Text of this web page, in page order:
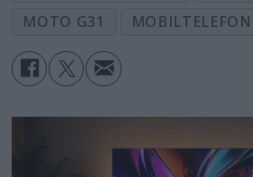
MOTO G31
MOBILTELEFON